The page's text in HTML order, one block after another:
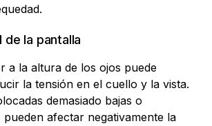
de la pantalla
a la altura de los ojos puede
la tensión en el cuello y la vista.
demasiado bajas o
pueden afectar negativamente la